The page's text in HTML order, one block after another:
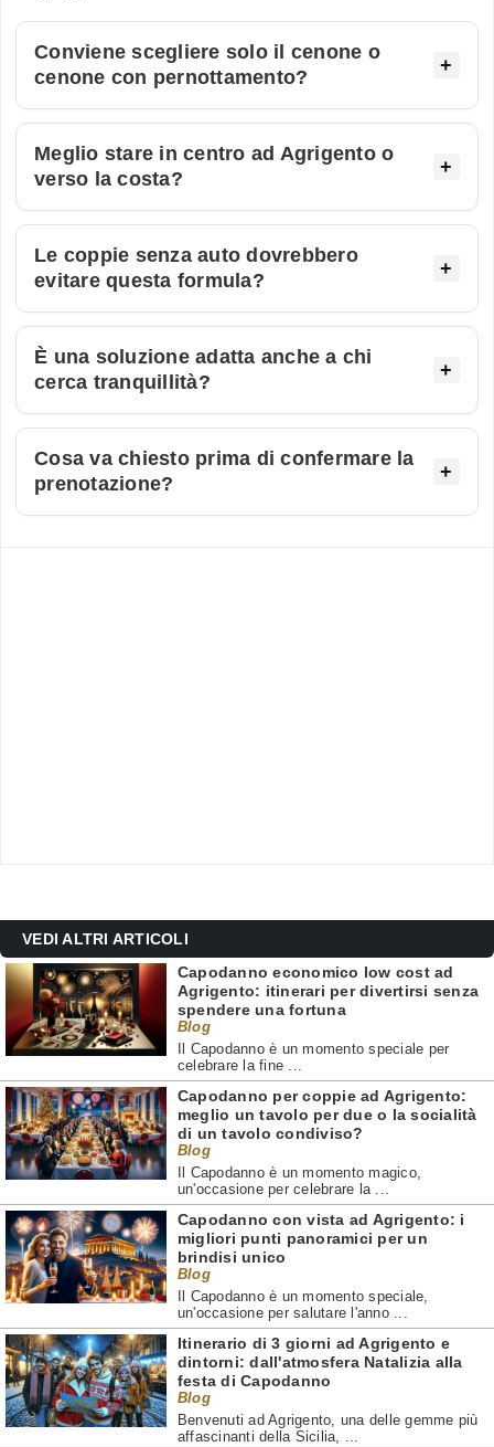
Conviene scegliere solo il cenone o
cenone con pernottamento?
Meglio stare in centro ad Agrigento o
verso la costa?
Le coppie senza auto dovrebbero
evitare questa formula?
È una soluzione adatta anche a chi
cerca tranquillità?
Cosa va chiesto prima di confermare la
prenotazione?
VEDI ALTRI ARTICOLI
Capodanno economico low cost ad
Agrigento: itinerari per divertirsi senza
spendere una fortuna
Blog
Il Capodanno è un momento speciale per
celebrare la fine ...
Capodanno per coppie ad Agrigento:
meglio un tavolo per due o la socialità
di un tavolo condiviso?
Blog
Il Capodanno è un momento magico,
un'occasione per celebrare la ...
Capodanno con vista ad Agrigento: i
migliori punti panoramici per un
brindisi unico
Blog
Il Capodanno è un momento speciale,
un'occasione per salutare l'anno ...
Itinerario di 3 giorni ad Agrigento e
dintorni: dall'atmosfera Natalizia alla
festa di Capodanno
Blog
Benvenuti ad Agrigento, una delle gemme più
affascinanti della Sicilia, ...